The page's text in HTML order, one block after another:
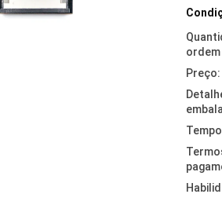
ordem
Preço: